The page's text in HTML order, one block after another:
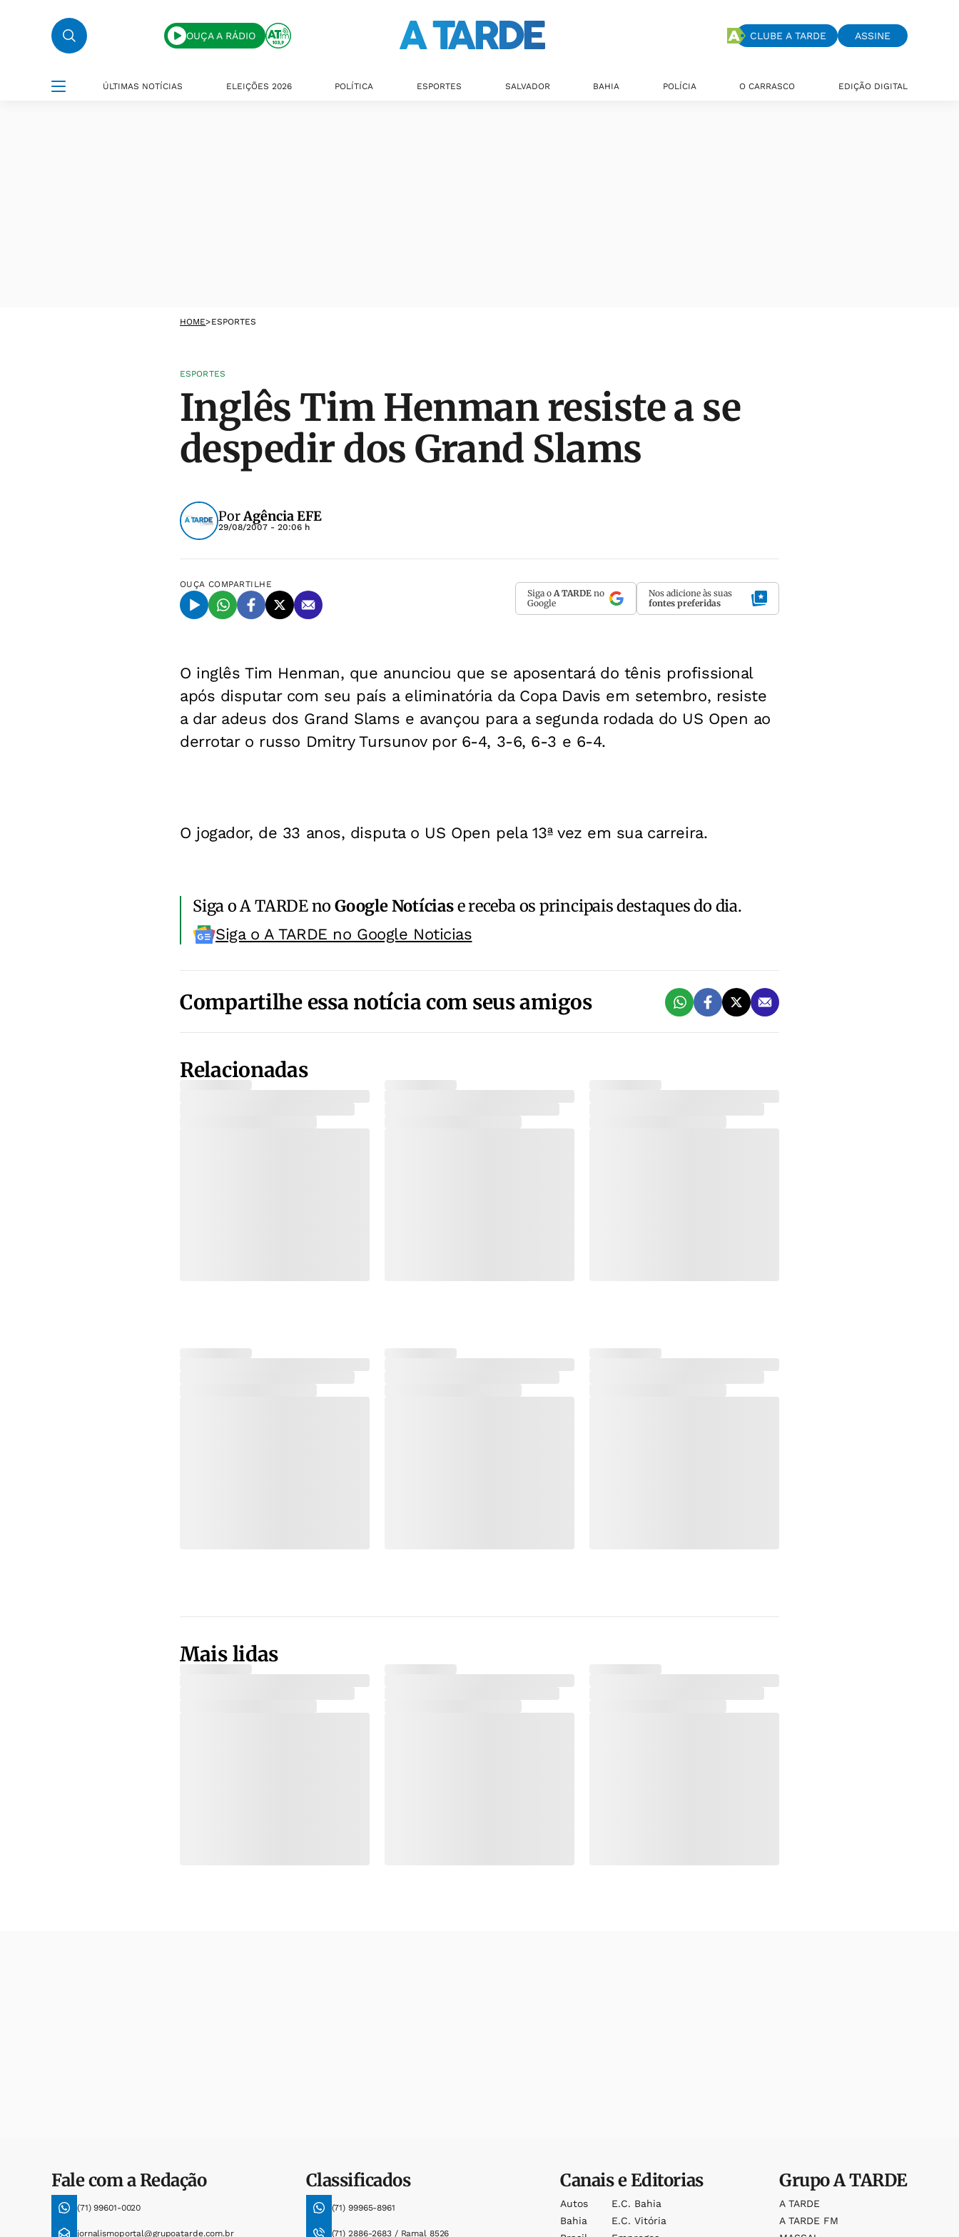
OUÇA A RÁDIO CLUBE A TARDE ASSINE
ÚLTIMAS NOTÍCIAS ELEIÇÕES 2026 POLÍTICA ESPORTES SALVADOR BAHIA POLÍCIA O CARRASCO EDIÇÃO DIGITAL
HOME>ESPORTES
ESPORTES
Inglês Tim Henman resiste a se
despedir dos Grand Slams
PorAgência EFE
29/08/2007 - 20:06 h
OUÇA COMPARTILHE
Siga o A TARDE no
Google
Nos adicione às suas
fontes preferidas
O inglês Tim Henman, que anunciou que se aposentará do tênis profissional
após disputar com seu país a eliminatória da Copa Davis em setembro, resiste
a dar adeus dos Grand Slams e avançou para a segunda rodada do US Open ao
derrotar o russo Dmitry Tursunov por 6-4, 3-6, 6-3 e 6-4.
O jogador, de 33 anos, disputa o US Open pela 13ª vez em sua carreira.
Siga o A TARDE noGoogle Notíciase receba os principais destaques do dia.
Siga o A TARDE no Google Noticias
Compartilhe essa notícia com seus amigos
Relacionadas
Mais lidas
Fale com a Redação
(71) 99601-0020
jornalismoportal@grupoatarde.com.br
Classificados
(71) 99965-8961
(71) 2886-2683 / Ramal 8526
Canais e Editorias
Autos
Bahia
E.c. Bahia
E.c. Vitória
GrupoA TARDE
A TARDE
A TARDE FM